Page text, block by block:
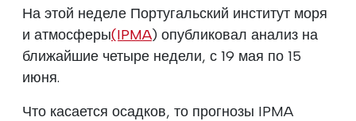
На этой неделе Португальский институт моря
и атмосферы(IPMA) опубликовал анализ на
ближайшие четыре недели, с 19 мая по 15
июня.
Что касается осадков, то прогнозы IPMA